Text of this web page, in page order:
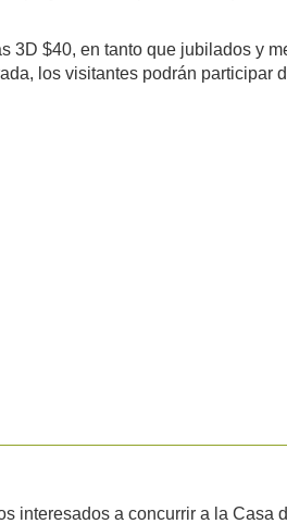
3D $40, en tanto que jubilados y
los visitantes podrán participar
interesados a concurrir a la Casa